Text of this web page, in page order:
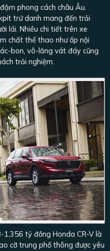
phong cách châu Âu.
trứ danh mang đến trải
lái. Nhiều chi tiết trên xe
chất thể thao như ốp nội
bon, vô-lăng vát đáy cũng
trải nghiệm.
1,356 tỷ đồng Honda CR-V là
cỡ trung phổ thông được yêu